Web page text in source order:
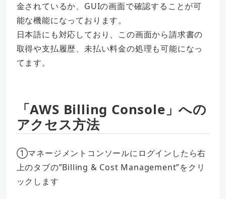
金されているか、GUIの画面で確認することが可
能な機能になっております。
日本語にも対応しており、この画面から請求書の
取得や支払履歴、未払い料金の処理も可能になっ
てます。
「AWS Billing Console」への
アクセス方法
①マネージメントコンソールにログインしたら右
上のタブの”Billing & Cost Management”をクリ
ックします